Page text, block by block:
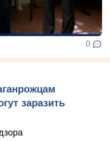
0
заразить